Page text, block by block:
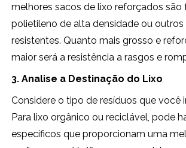
melhores sacos de lixo reforçados são
polietileno de alta densidade ou outros
resistentes. Quanto mais grosso e
maior será a resistência a rasgos e
3. Analise a Destinação do Lixo
Considere o tipo de resíduos que você
Para lixo orgânico ou reciclável, pode
específicos que proporcionam uma